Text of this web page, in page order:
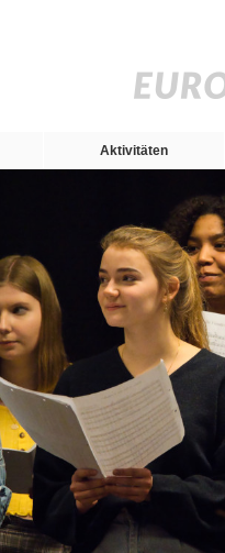
Aktivitäten